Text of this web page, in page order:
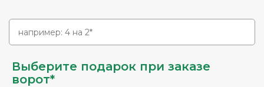
Выберите подарок при заказе
ворот*